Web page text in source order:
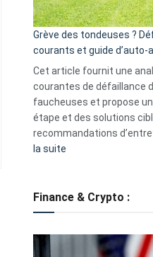
Grève des tondeuses ?
courants et guide d’auto-
Cet article fournit une
courantes de défaillance
faucheuses et propose
étape et des solutions
recommandations
la suite
tondeuses
Finance & Crypto :